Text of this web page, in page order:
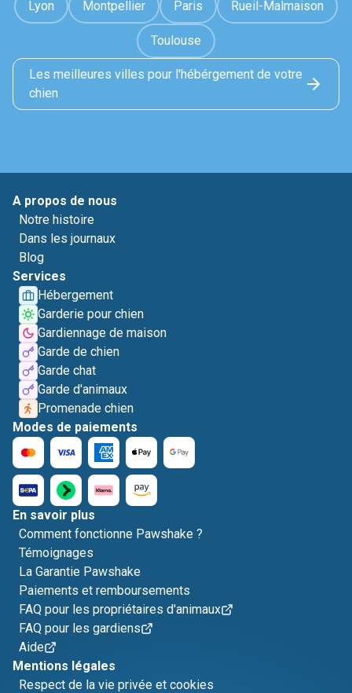
Lyon Montpellier Paris Rueil-Malmaison
Toulouse
Les meilleures villes pour l'hébérgement de votre
chien
A propos de nous
Notre histoire
Dans les journaux
Blog
Services
Hébergement
Garderie pour chien
Gardiennage de maison
Garde de chien
Garde chat
Garde d'animaux
Promenade chien
Modes de paiements
En savoir plus
Comment fonctionne Pawshake ?
Témoignages
La Garantie Pawshake
Paiements et remboursements
FAQ pour les propriétaires d'animaux
FAQ pour les gardiens
Aide
Mentions légales
Respect de la vie privée et cookies